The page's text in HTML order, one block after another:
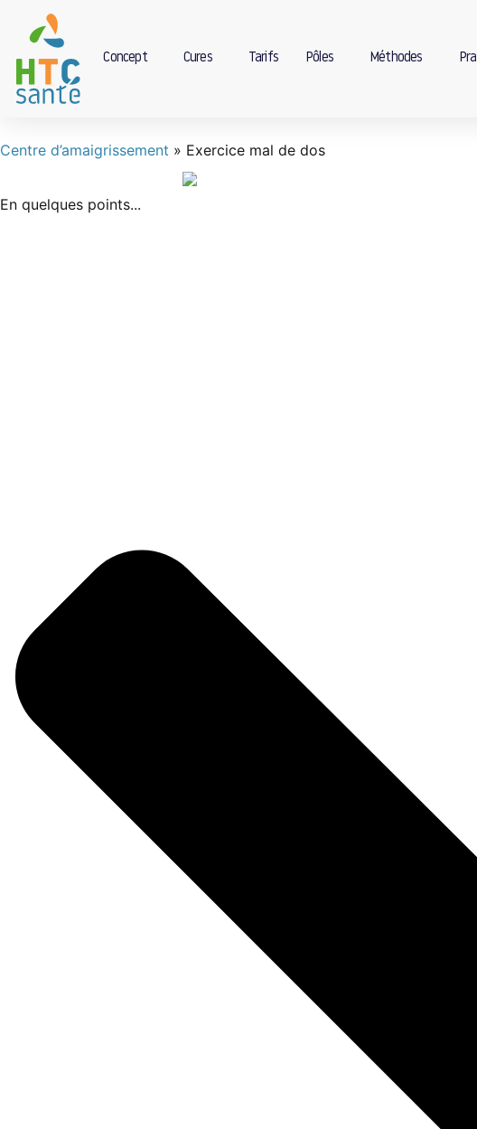
Concept Cures Tarifs Pôles Méthodes
Centre d’amaigrissement » Exercice mal de dos
En quelques points...